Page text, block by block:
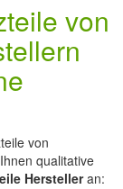
von
von
qualitative
Herstelleran: